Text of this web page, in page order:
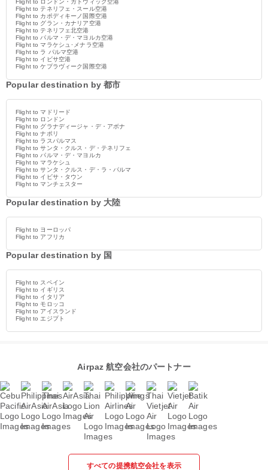
Flight to ロンドン・ガトウィック空港
Flight to テネリフェ・スール空港
Flight to カポディキーノ国際空港
Flight to グラン・カナリア空港
Flight to テネリフェ北空港
Flight to パルマ・デ・マヨルカ空港
Flight to マラケシュ･メナラ空港
Flight to ラ パルマ空港
Flight to イビサ空港
Flight to ケプラヴィーク国際空港
Popular destination by 都市
Flight to マドリード
Flight to ロンドン
Flight to グラナディージャ・デ・アボナ
Flight to ナポリ
Flight to ラスパルマス
Flight to サンタ・クルス・デ・テネリフェ
Flight to パルマ・デ・マヨルカ
Flight to マラケシュ
Flight to サンタ・クルス・デ・ラ・パルマ
Flight to イビサ・タウン
Flight to マンチェスター
Popular destination by 大陸
Flight to ヨーロッパ
Flight to アフリカ
Popular destination by 国
Flight to スペイン
Flight to イギリス
Flight to イタリア
Flight to モロッコ
Flight to アイスランド
Flight to エジプト
Airpaz 航空会社のパートナー
すべての提携航空会社を表示